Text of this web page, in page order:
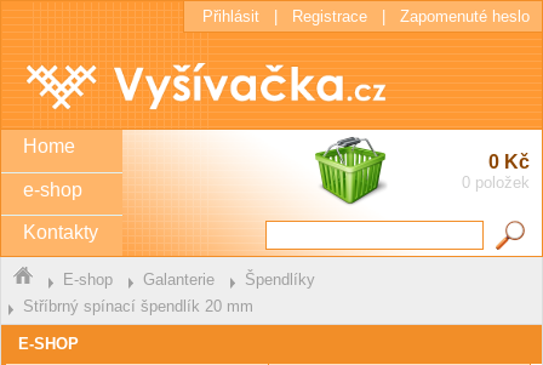
0 Kč
0 položek
Přihlásit Registrace Zapomenuté heslo
Home
e-shop
Kontakty
E-shop Galanterie
Špendlíky
Stříbrný spínací špendlík 20 mm
E-SHOP